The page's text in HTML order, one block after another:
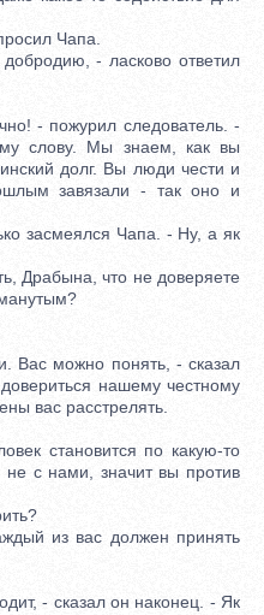
Чапа.
- ласково ответил
- пожурил следователь. -
слову. Мы знаем, как вы
долг. Вы люди чести и
завязали - так оно и
засмеялся Чапа. - Ну, а як
Драбына, что не доверяете
можно понять, - сказал
нашему честному
вас расстрелять.
становится по какую-то
с нами, значит вы против
из вас должен принять
- сказал он наконец. - Як